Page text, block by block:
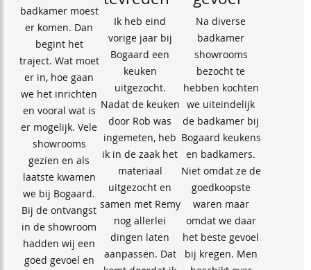
badkamer moest
er komen. Dan
begint het
traject. Wat moet
er in, hoe gaan
we het inrichten
en vooral wat is
er mogelijk. Vele
showrooms
gezien en als
laatste kwamen
we bij Bogaard.
Bij de ontvangst
in de showroom
hadden wij een
goed gevoel en
Ik heb eind
vorige jaar bij
Bogaard een
keuken
uitgezocht.
Nadat de keuken
door Rob was
ingemeten, heb
ik in de zaak het
materiaal
uitgezocht en
samen met Remy
nog allerlei
dingen laten
aanpassen. Dat
Na diverse
badkamer
showrooms
bezocht te
hebben kochten
we uiteindelijk
de badkamer bij
Bogaard keukens
en badkamers.
Niet omdat ze de
goedkoopste
waren maar
omdat we daar
het beste gevoel
bij kregen. Men